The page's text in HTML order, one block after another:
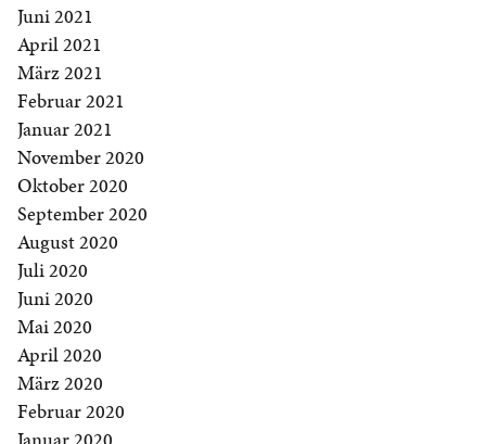
Juni 2021
April 2021
März 2021
Februar 2021
Januar 2021
November 2020
Oktober 2020
September 2020
August 2020
Juli 2020
Juni 2020
Mai 2020
April 2020
März 2020
Februar 2020